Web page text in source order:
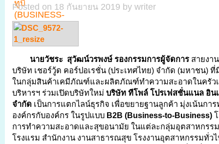
Posted on 18 กันยายน 2019 by writer
นายวัชระ สุวัฒน์วรพงษ์ รองกรรมการผู้จัดการ สายงา
บริษัท เชอร์วู้ด คอร์ปอเรชั่น (ประเทศไทย) จำกัด (มหาชน)
ในกลุ่มสินค้าเคมีภัณฑ์และผลิตภัณฑ์ทำความสะอาดในครัว
บริหารฯ ร่วมเปิดบริษัทใหม่ บริษัท ทีโพล์ โปรเฟสชั่นแนล อิน
จำกัด เป็นการแตกไลน์ธุรกิจ เพื่อขยายฐานลูกค้า มุ่งเน้นกา
องค์กรกับองค์กร ในรูปแบบ B2B (Business-to-Business)
การทำความสะอาดและสุขอนามัย ในแต่ละกลุ่มอุตสาหกรร
โรงแรม สำนักงาน งานสาธารณสุข โรงงานอุตสาหกรรมทั่วไ